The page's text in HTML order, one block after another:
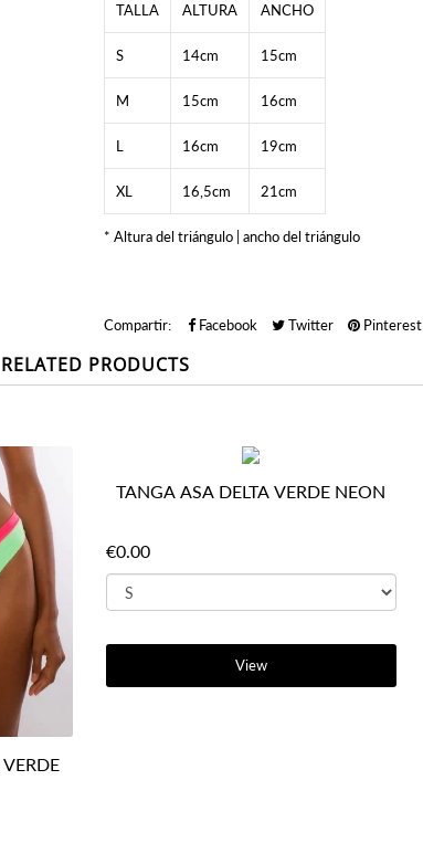
TALLA ALTURA ANCHO
S 14cm 15cm
M 15cm 16cm
L 16cm 19cm
XL 16,5cm 21cm
* Altura del triángulo | ancho del triángulo
Compartir: Facebook Twitter Pinterest
RELATED PRODUCTS
TANGA ASA DELTA VERDE NEON
€0.00
View